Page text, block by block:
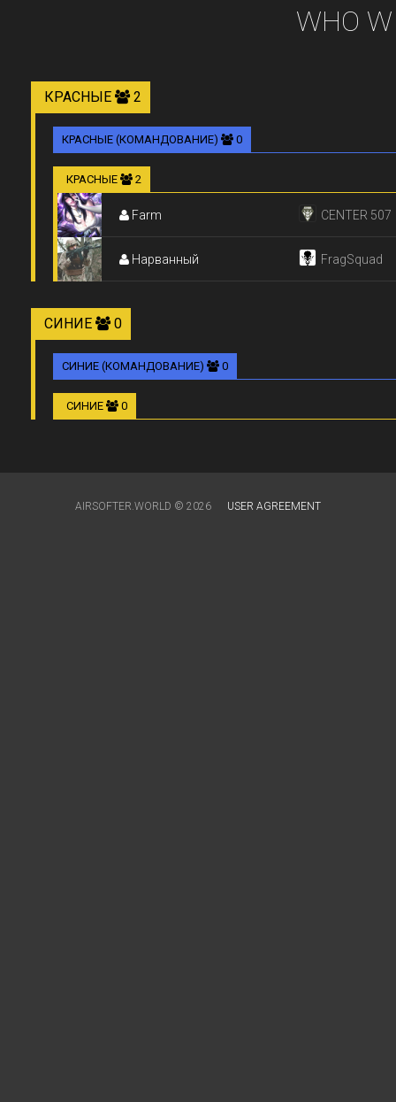
WHO
КРАСНЫЕ 2
КРАСНЫЕ (КОМАНДОВАНИЕ) 0
КРАСНЫЕ 2
Farm CENTER 507
Нарванный FragSquad
СИНИЕ 0
СИНИЕ (КОМАНДОВАНИЕ) 0
СИНИЕ 0
AIRSOFTER.WORLD © 2026 USER AGREEMENT